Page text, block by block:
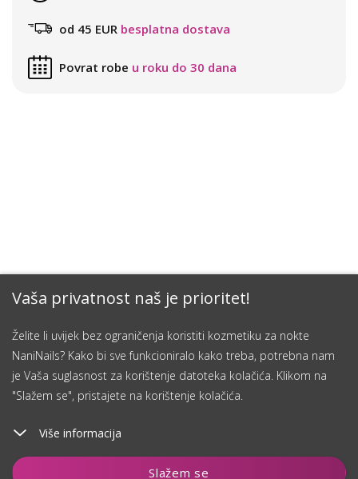
Vaša privatnost naš je prioritet!
Želite li uvijek bez ograničenja koristiti kozmetiku za nokte
NaniNails? Kako bi sve funkcioniralo kako treba, potrebna nam
je Vaša suglasnost za korištenje datoteka kolačića. Klikom na
"Slažem se", pristajete na korištenje kolačića.
Više informacija
Slažem se
Čuvaj
od 45 EUR besplatna dostava
Povrat robe u roku do 30 dana